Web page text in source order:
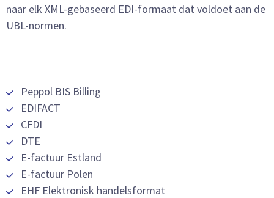
naar elk XML-gebaseerd EDI-formaat dat voldoet aan de
UBL-normen.
Peppol BIS Billing
EDIFACT
CFDI
DTE
E-factuur Estland
E-factuur Polen
EHF Elektronisk handelsformat